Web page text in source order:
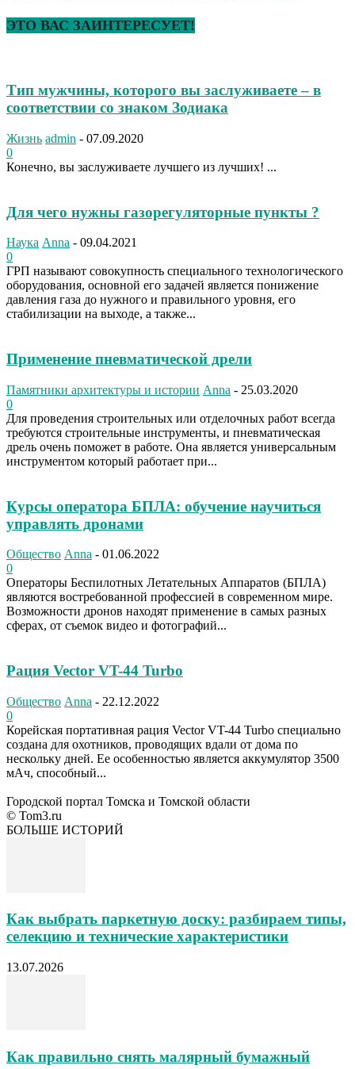
ЭТО ВАС ЗАИНТЕРЕСУЕТ!
Тип мужчины, которого вы заслуживаете – в
соответствии со знаком Зодиака
Жизнь admin - 07.09.2020
0
Конечно, вы заслуживаете лучшего из лучших! ...
Для чего нужны газорегуляторные пункты ?
Наука Anna - 09.04.2021
0
ГРП называют совокупность специального технологического
оборудования, основной его задачей является понижение
давления газа до нужного и правильного уровня, его
стабилизации на выходе, а также...
Применение пневматической дрели
Памятники архитектуры и истории Anna - 25.03.2020
0
Для проведения строительных или отделочных работ всегда
требуются строительные инструменты, и пневматическая
дрель очень поможет в работе. Она является универсальным
инструментом который работает при...
Курсы оператора БПЛА: обучение научиться
управлять дронами
Общество Anna - 01.06.2022
0
Операторы Беспилотных Летательных Аппаратов (БПЛА)
являются востребованной профессией в современном мире.
Возможности дронов находят применение в самых разных
сферах, от съемок видео и фотографий...
Рация Vector VT-44 Turbo
Общество Anna - 22.12.2022
0
Корейская портативная рация Vector VT-44 Turbo специально
создана для охотников, проводящих вдали от дома по
нескольку дней. Ее особенностью является аккумулятор 3500
мАч, способный...
Городской портал Томска и Томской области
© Tom3.ru
БОЛЬШЕ ИСТОРИЙ
Как выбрать паркетную доску: разбираем типы,
селекцию и технические характеристики
13.07.2026
Как правильно снять малярный бумажный